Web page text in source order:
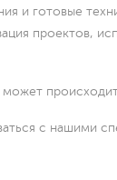
и готовые
проектов,
с нашими